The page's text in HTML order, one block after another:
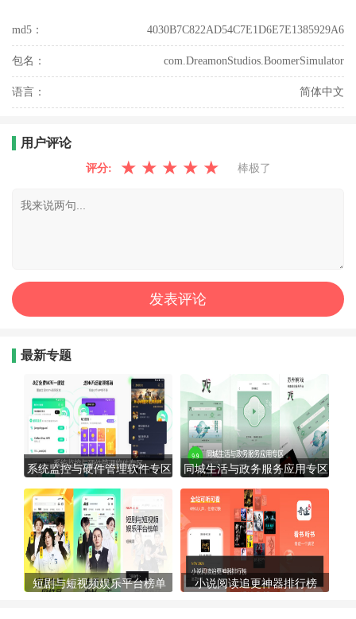
md5： 4030B7C822AD54C7E1D6E7E1385929A6
包名： com.DreamonStudios.BoomerSimulator
语言： 简体中文
用户评论
评分: ★ ★ ★ ★ ★ 棒极了
最新专题
系统监控与硬件管理软件专区 同城生活与政务服务应用专区
短剧与短视频娱乐平台榜单 小说阅读追更神器排行榜